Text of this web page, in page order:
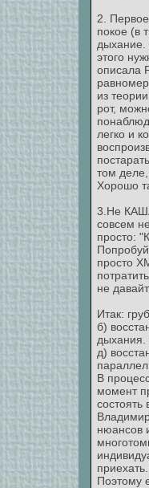
2.
покое (в
дыхание.
этого
описала
из
рот,
легко и
том
Хорошо
3.Не
совсем
просто:
просто
не
Итак:
б)
дыхания.
д)
В
момент
состоять
нюансов
Поэтому